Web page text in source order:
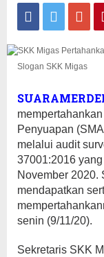
Slogan SKK Migas
Penyuapan
melalui audit
37001:2016
November 2020.
mendapatkan
senin (9/11/20).
Sekretaris SKK